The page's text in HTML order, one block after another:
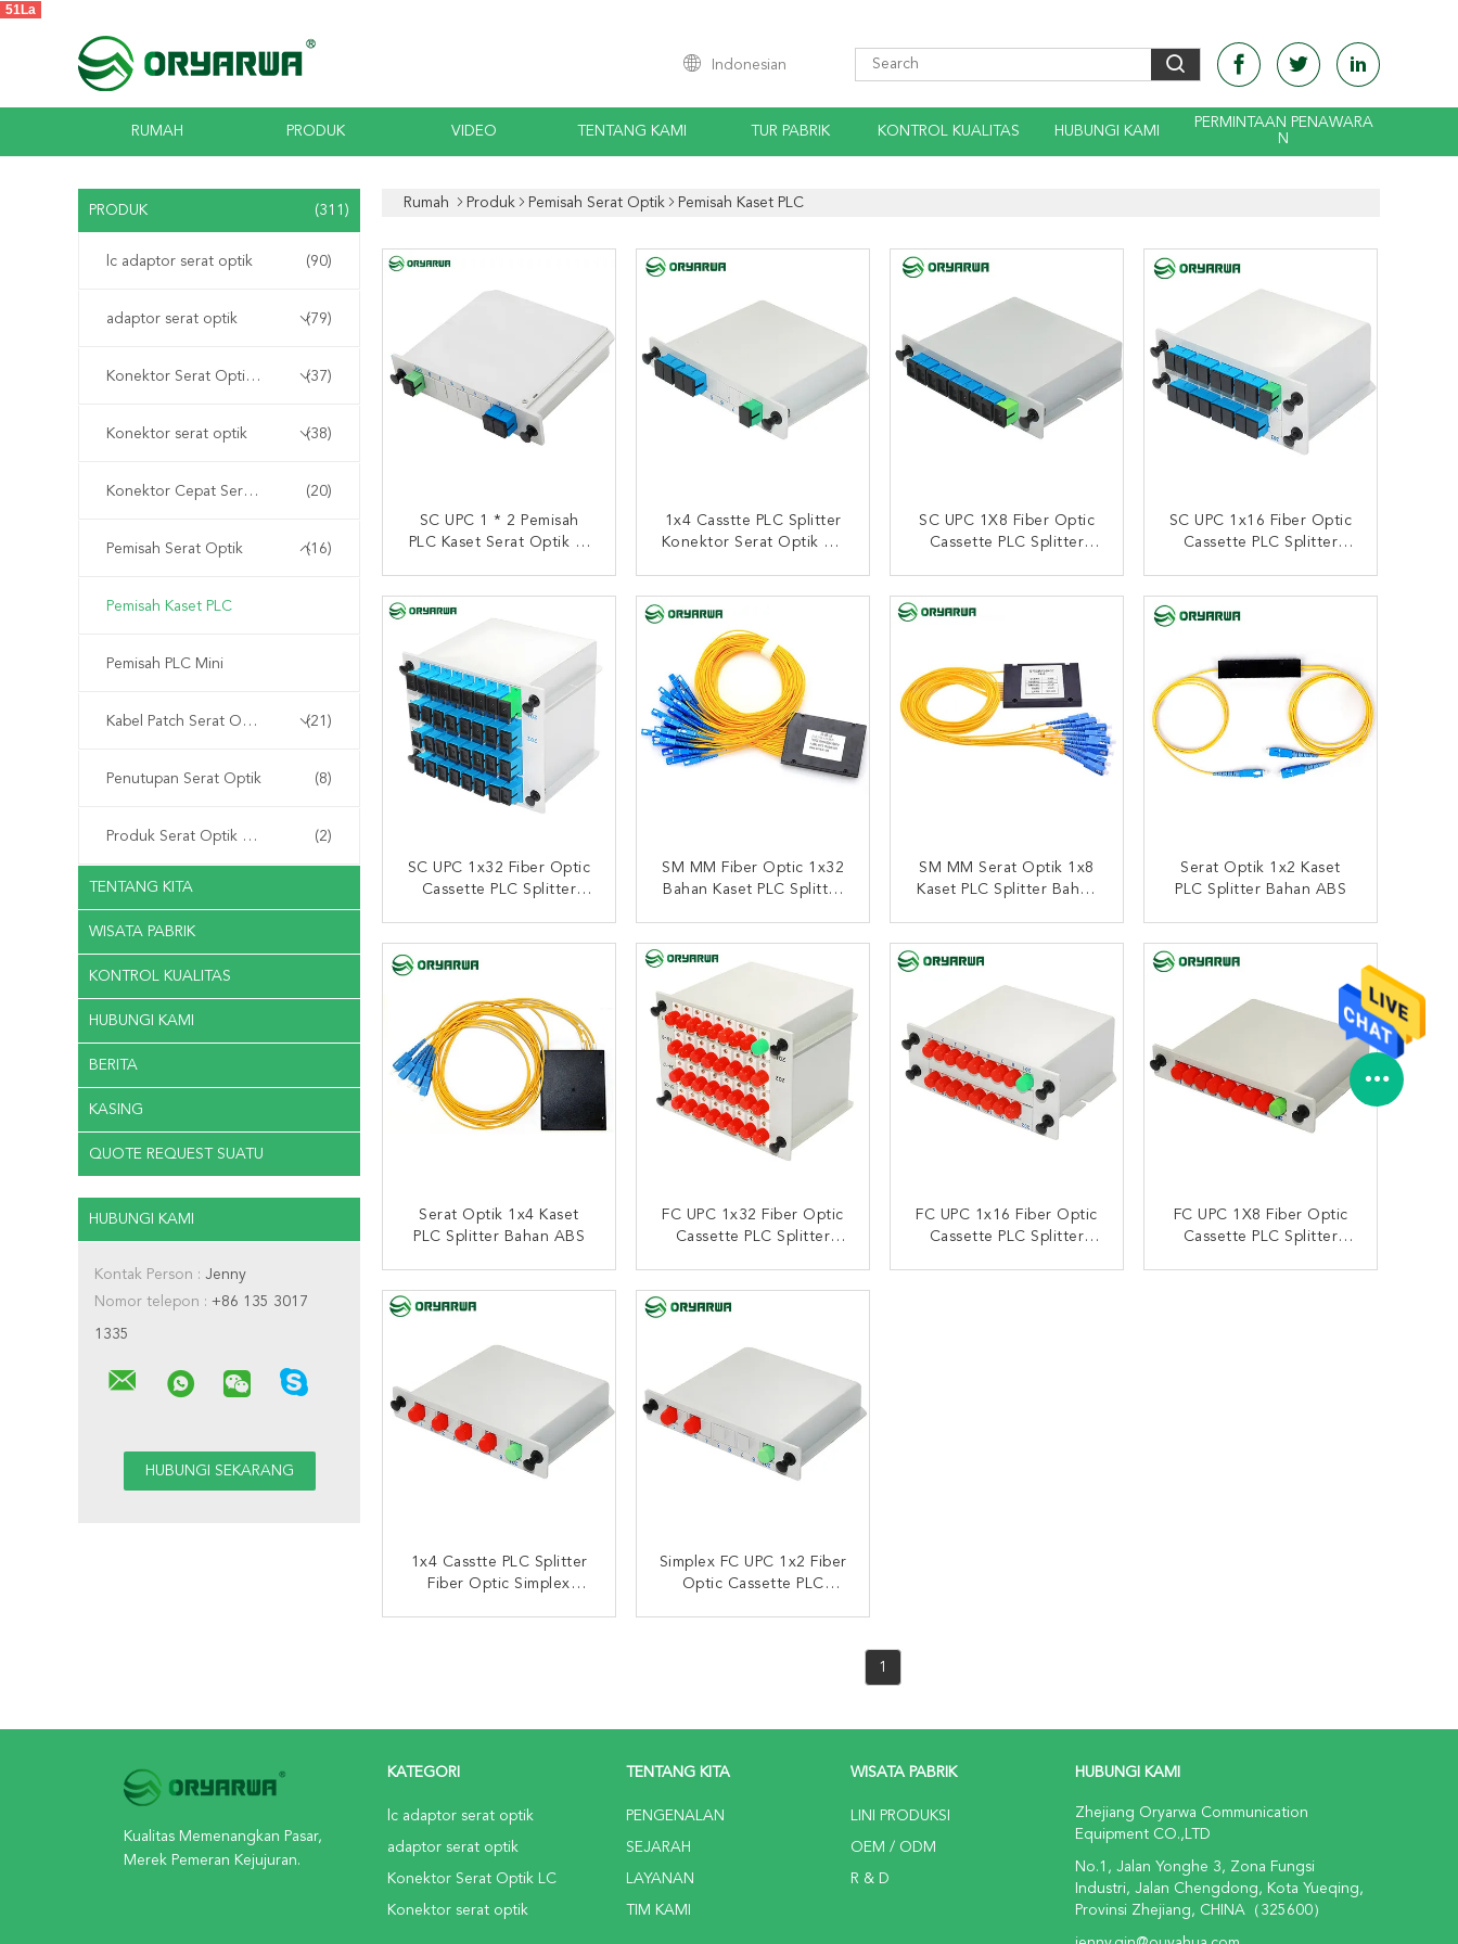
51La
Indonesian
RUMAH PRODUK VIDEO TENTANG KAMI TUR PABRIK KONTROL KUALITAS HUBUNGI KAMI
PERMINTAAN PENAWARA
N
PRODUK (311)
lc adaptor serat optik (90)
adaptor serat optik (79)
Konektor Serat Optik LC (37)
Konektor serat optik (38)
Konektor Cepat Serat Optik (20)
Pemisah Serat Optik (16)
Pemisah Kaset PLC
Pemisah PLC Mini
Kabel Patch Serat Optik (21)
Penutupan Serat Optik (8)
Produk Serat Optik Disesuaikan (2)
TENTANG KITA
WISATA PABRIK
KONTROL KUALITAS
HUBUNGI KAMI
BERITA
KASING
QUOTE REQUEST SUATU
HUBUNGI KAMI
Kontak Person : Jenny
Nomor telepon : +86 135 3017
1335
Rumah Produk Pemisah Serat Optik Pemisah Kaset PLC
SC UPC 1 * 2 Pemisah
PLC Kaset Serat Optik Di
HUBUNGI SEKARANG
1x4 Casstte PLC Splitter
Konektor Serat Optik SC
HUBUNGI SEKARANG
SC UPC 1X8 Fiber Optic
Cassette PLC Splitter
HUBUNGI SEKARANG
SC UPC 1x16 Fiber Optic
Cassette PLC Splitter
HUBUNGI SEKARANG
SC UPC 1x32 Fiber Optic
Cassette PLC Splitter
HUBUNGI SEKARANG
SM MM Fiber Optic 1x32
Bahan Kaset PLC Splitter
HUBUNGI SEKARANG
SM MM Serat Optik 1x8
Kaset PLC Splitter Bahan
HUBUNGI SEKARANG
Serat Optik 1x2 Kaset
PLC Splitter Bahan ABS
HUBUNGI SEKARANG
Serat Optik 1x4 Kaset
PLC Splitter Bahan ABS
HUBUNGI SEKARANG
FC UPC 1x32 Fiber Optic
Cassette PLC Splitter
HUBUNGI SEKARANG
FC UPC 1x16 Fiber Optic
Cassette PLC Splitter
FC UPC 1X8 Fiber Optic
Cassette PLC Splitter
1x4 Casstte PLC Splitter
Fiber Optic Simplex
Simplex FC UPC 1x2 Fiber
Optic Cassette PLC
1
Kualitas Memenangkan Pasar,
Merek Pemeran Kejujuran.
KATEGORI
lc adaptor serat optik
adaptor serat optik
Konektor Serat Optik LC
Konektor serat optik
TENTANG KITA
PENGENALAN
SEJARAH
LAYANAN
TIM KAMI
WISATA PABRIK
LINI PRODUKSI
OEM / ODM
R & D
HUBUNGI KAMI
Zhejiang Oryarwa Communication
Equipment CO.,LTD
No.1, Jalan Yonghe 3, Zona Fungsi
Industri, Jalan Chengdong, Kota Yueqing,
Provinsi Zhejiang, CHINA（325600）